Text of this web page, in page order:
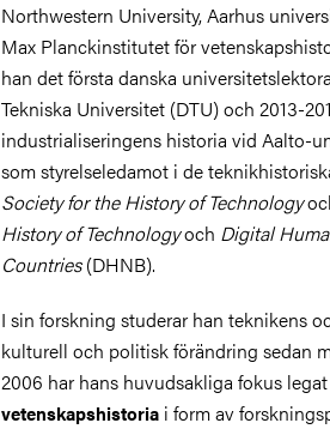
Northwestern University, Aarhus
Max Planckinstitutet för
han det första danska
Tekniska Universitet (DTU) och 2013-
industrialiseringens historia vid Aalto-
som styrelseledamot i de
Society for the History of Technology
History of Technologyoch Digital
Countries(DHNB).
I sin forskning studerar han teknikens
kulturell och politisk förändring sedan
2006 har hans huvudsakliga fokus
vetenskapshistoria i form av